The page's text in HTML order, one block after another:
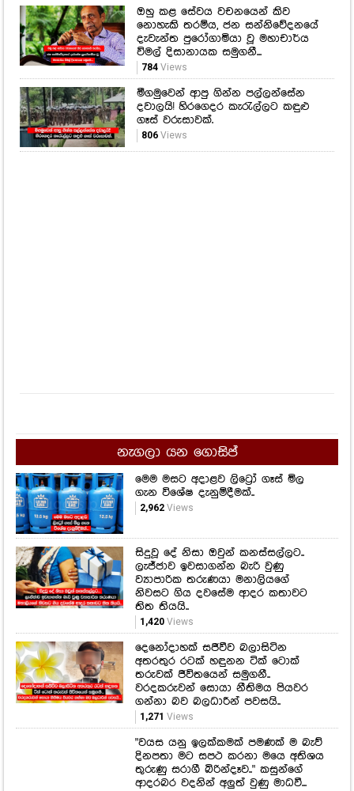
ඔහු කළ සේවය වචනයෙන් කිව
නොහැකි තරම්ය, ජන සන්නිවේදනයේ
දැවැන්ත පුරෝගාමියා වූ මහාචාර්ය
විමල් දිසානායක සමුගනී...
784Views
මීගමුවෙන් ආපු ගින්න පල්ලන්සේන
දවාලයි! හිරගෙදර කැරැල්ලට කඳුළු
ගෑස් වරුසාවක්.
806Views
නැගලා යන ගොසිප්
මෙම මසට අදාළව ලිට්‍රෝ ගෑස් මිල
ගැන විශේෂ දැනුම්දීමක්..
2,962Views
සිදුවූ දේ නිසා ඔවුන් කනස්සල්ලට..
ලැජ්ජාව ඉවසාගන්න බැරි වුණු
ව්‍යාපාරික තරුණයා මනාලියගේ
නිවසට ගිය දවසේම ආදර කතාවට
තිත තියයි..
1,420Views
දෙනෝදාහක් සජීවීව බලාසිටින
අතරතුර රටක් හඳුනන ටික් ටොක්
තරුවක් ජීවිතයෙන් සමුගනී..
වරදකරුවන් සොයා නීතිමය පියවර
ගන්නා බව බලධාරීන් පවසයි..
1,271 Views
"වයස යනු ඉලක්කමක් පමණක් ම බැව්
දිනපතා මට සපථ කරනා මයෙ අතිශය
තුරුණු සරාගී බිරින්දෑව.." කසුන්ගේ
ආදරබර වදනින් අලුත් වුණු මාධවී...